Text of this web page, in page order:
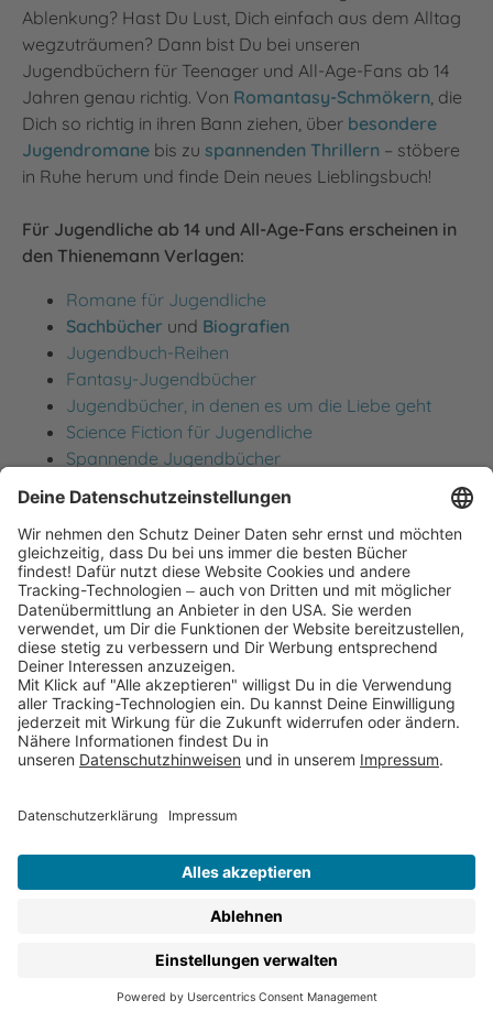
Ablenkung? Hast Du Lust, Dich einfach aus dem Alltag
wegzuträumen? Dann bist Du bei unseren
Jugendbüchern für Teenager und All-Age-Fans ab 14
Jahren genau richtig. Von Romantasy-Schmökern , die
Dich so richtig in ihren Bann ziehen, über besondere
Jugendromane bis zu spannenden Thrillern – stöbere
in Ruhe herum und finde Dein neues Lieblingsbuch!
Für Jugendliche ab 14 und All-Age-Fans erscheinen in
den Thienemann Verlagen:
Romane für Jugendliche
Sachbücher und Biografien
Jugendbuch-Reihen
Fantasy-Jugendbücher
Jugendbücher, in denen es um die Liebe geht
Science Fiction für Jugendliche
Spannende Jugendbücher
Du möchtest regelmäßig Infos zu unseren
Jugendbüchern ab 14 bekommen?Dann abonniere
am besten gleich unseren Jugendbuch-Newsletter
Loomlight
nach oben